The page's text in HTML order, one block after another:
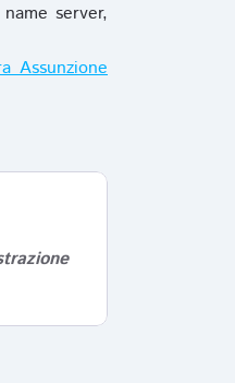
server,
Assunzione